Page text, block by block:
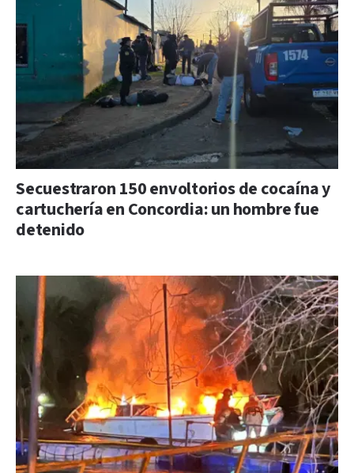
Secuestraron 150 envoltorios de cocaína y
cartuchería en Concordia: un hombre fue
detenido